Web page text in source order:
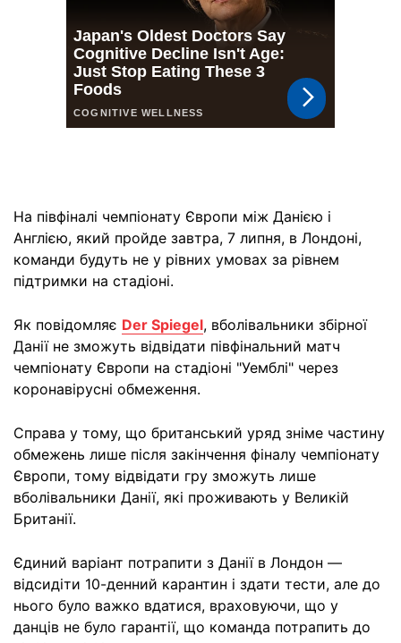
На півфіналі чемпіонату Європи між Данією і
Англією, який пройде завтра, 7 липня, в Лондоні,
команди будуть не у рівних умовах за рівнем
підтримки на стадіоні.
Як повідомляє Der Spiegel, вболівальники збірної
Данії не зможуть відвідати півфінальний матч
чемпіонату Європи на стадіоні "Уемблі" через
коронавірусні обмеження.
Справа у тому, що британський уряд зніме частину
обмежень лише після закінчення фіналу чемпіонату
Європи, тому відвідати гру зможуть лише
вболівальники Данії, які проживають у Великій
Британії.
Єдиний варіант потрапити з Данії в Лондон —
відсидіти 10-денний карантин і здати тести, але до
нього було важко вдатися, враховуючи, що у
данців не було гарантії, що команда потрапить до